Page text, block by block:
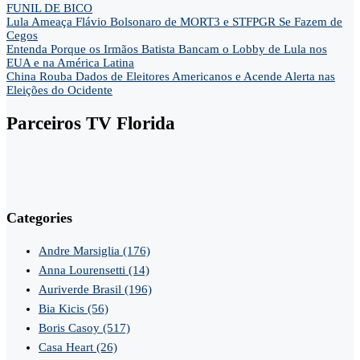
FUNIL DE BICO
Lula Ameaça Flávio Bolsonaro de MORT3 e STFPGR Se Fazem de
Cegos
Entenda Porque os Irmãos Batista Bancam o Lobby de Lula nos
EUA e na América Latina
China Rouba Dados de Eleitores Americanos e Acende Alerta nas
Eleições do Ocidente
Parceiros TV Florida
Categories
Andre Marsiglia (176)
Anna Lourensetti (14)
Auriverde Brasil (196)
Bia Kicis (56)
Boris Casoy (517)
Casa Heart (26)